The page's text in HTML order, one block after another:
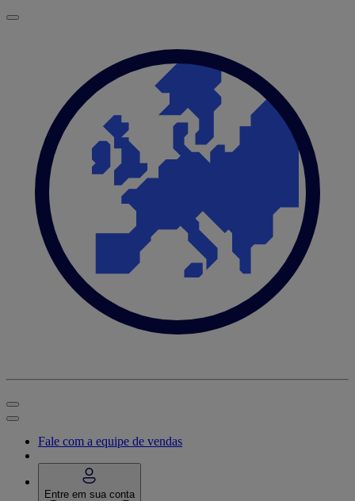
Fale com a equipe de vendas
Entre em sua conta